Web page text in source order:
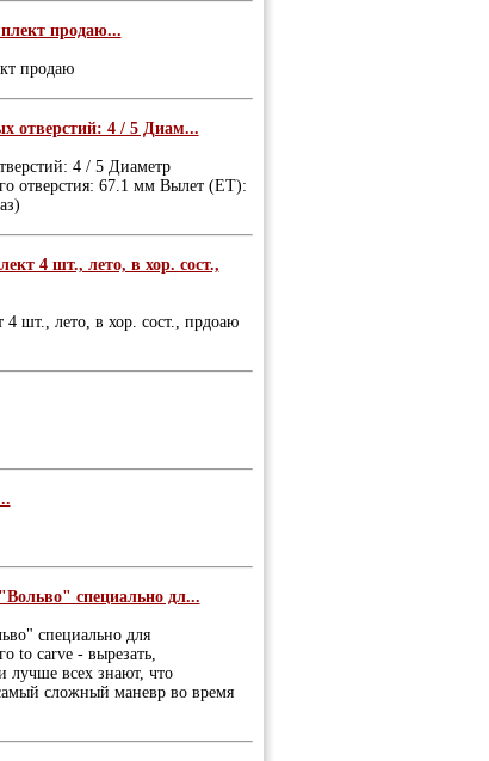
продаю...
продаю
отверстий: 4 / 5 Диам...
4 / 5 Диаметр
отверстия: 67.1 мм Вылет (ET):
4 шт., лето, в хор. сост.,
шт., лето, в хор. сост., прдоаю
специально дл...
специально для
to carve - вырезать,
лучше всех знают, что
сложный маневр во время